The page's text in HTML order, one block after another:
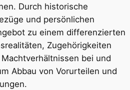
Durch historische
und persönlichen
zu einem differenzierten
Zugehörigkeiten
bei und
Abbau von Vorurteilen und